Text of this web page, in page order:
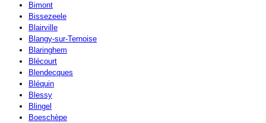
Bimont
Bissezeele
Blairville
Blangy-sur-Ternoise
Blaringhem
Blécourt
Blendecques
Bléquin
Blessy
Blingel
Boeschèpe